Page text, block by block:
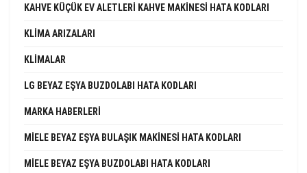
KAHVE KÜÇÜK EV ALETLERI KAHVE MAKINESI HATA KODLARI
KLIMA ARIZALARI
KLIMALAR
LG BEYAZ EŞYA BUZDOLABI HATA KODLARI
MARKA HABERLERI
MIELE BEYAZ EŞYA BULAŞIK MAKINESI HATA KODLARI
MIELE BEYAZ EŞYA BUZDOLABI HATA KODLARI